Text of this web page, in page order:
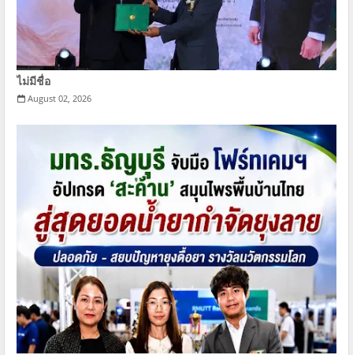
ไม่มีชื่อ
August 02, 2026